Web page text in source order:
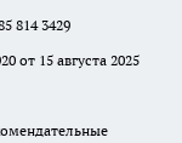
814 3429
от 15 августа 2025